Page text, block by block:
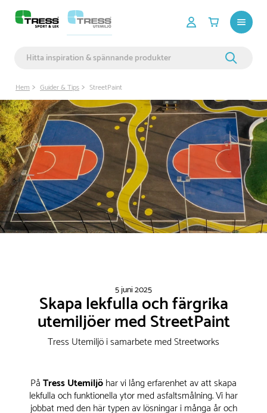
Hem Guider & Tips StreetPaint
5 juni 2025
Skapa lekfulla och färgrika
utemiljöer med StreetPaint
Tress Utemiljö i samarbete med Streetworks
PåTress Utemiljöhar vi lång erfarenhet av att skapa
lekfulla och funktionella ytor med asfaltsmålning. Vi har
jobbat med den här typen av lösningar i många år och